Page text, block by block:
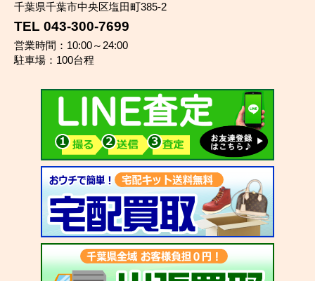
千葉県千葉市中央区塩田町385-2
TEL 043-300-7699
営業時間：10:00～24:00
駐車場：100台程